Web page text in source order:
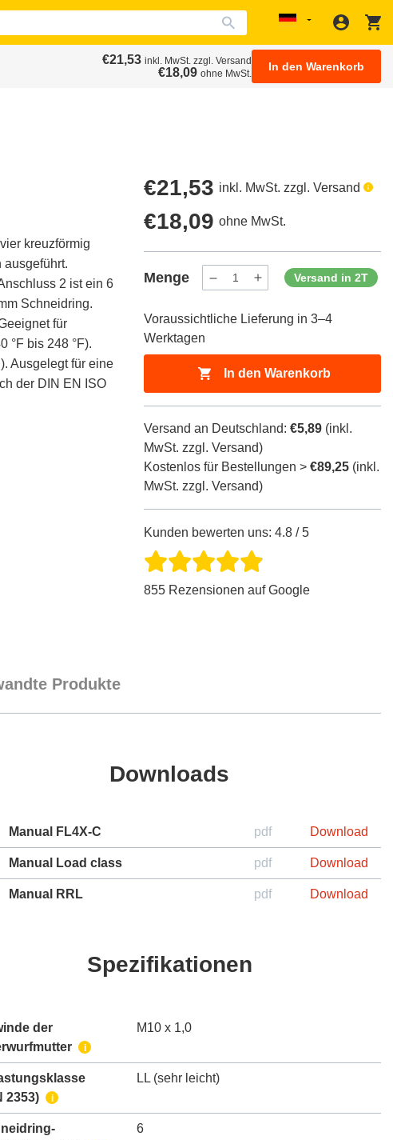
Localization
€21,53 inkl. MwSt. zzgl. Versand
€18,09 ohne MwSt.
In den Warenkorb
Experten Kunden bewerten uns: 4.8 / 5
kreuzförmig
2 ist ein 6
Schneidring.
für
°F bis 248 °F).
Ausgelegt für eine
der DIN EN ISO
Regulärer
Preis
€21,53 inkl. MwSt. zzgl. Versand
Regulärer
Preis
€18,09 ohne MwSt.
Menge
Menge
ProductDrop
Menge
ProductDrop
Versand in 2T
Voraussichtliche Lieferung in 3–4
Werktagen
In den Warenkorb
Versand an Deutschland:€5,89 (inkl.
MwSt. zzgl. Versand)
Kostenlos für Bestellungen >€89,25 (inkl.
MwSt. zzgl. Versand)
Kunden bewerten uns: 4.8 / 5
855 Rezensionen auf Google
Produkte
Downloads
Manual FL4X-C pdf Download
Manual Load class pdf Download
Manual RRL pdf Download
Spezifikationen
der
i
M10 x 1,0
2353)
i
LL (sehr leicht)
6